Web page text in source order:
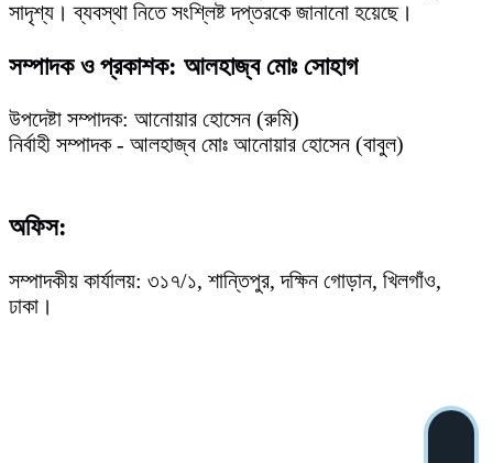
সাদৃশ্য। ব্যবস্থা নিতে সংশ্লিষ্ট দপ্তরকে জানানো হয়েছে।
সম্পাদক ও প্রকাশক: আলহাজ্ব মোঃ সোহাগ
উপদেষ্টা সম্পাদক: আনোয়ার হোসেন (রুমি)
নির্বাহী সম্পাদক - আলহাজ্ব মোঃ আনোয়ার হোসেন (বাবুল)
অফিস:
সম্পাদকীয় কার্যালয়: ৩১৭/১, শান্তিপুর, দক্ষিন গোড়ান, খিলগাঁও,
ঢাকা।